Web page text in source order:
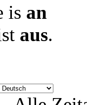
is an
aus.